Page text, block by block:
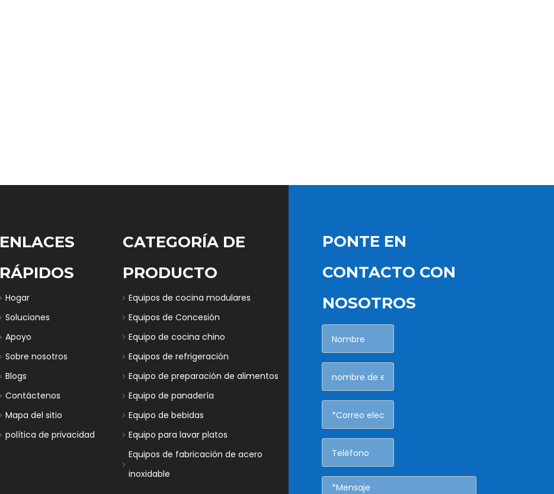
ENLACES
RÁPIDOS
Hogar
Soluciones
Apoyo
Sobre nosotros
Blogs
Contáctenos
Mapa del sitio
política de privacidad
CATEGORÍA DE
PRODUCTO
Equipos de cocina modulares
Equipos de Concesión
Equipo de cocina chino
Equipos de refrigeración
Equipo de preparación de alimentos
Equipo de panadería
Equipo de bebidas
Equipo para lavar platos
Equipos de fabricación de acero
inoxidable
PONTE EN
CONTACTO CON
NOSOTROS